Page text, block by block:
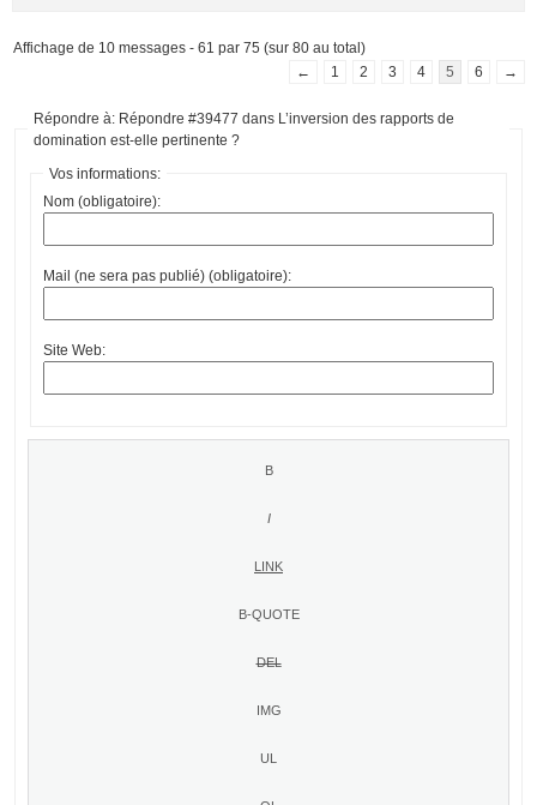
Affichage de 10 messages - 61 par 75 (sur 80 au total)
←
1 2 3 4 5 6 →
Répondre à: Répondre #39477 dans L’inversion des rapports de
domination est-elle pertinente ?
Vos informations:
Nom (obligatoire):
Mail (ne sera pas publié) (obligatoire):
Site Web: